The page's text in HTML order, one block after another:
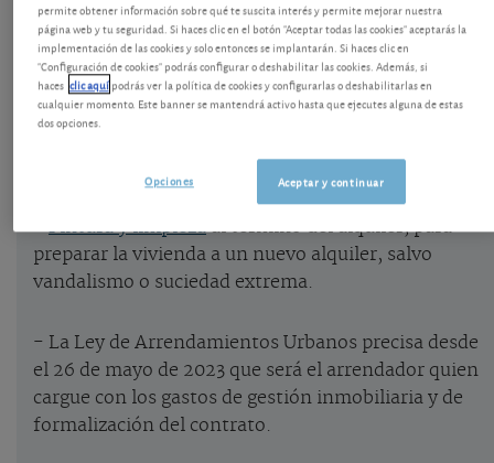
- Reparaciones de envergadura o sustitución de
instalaciones o de electrodomésticos incluidos en
-Pintura y limpiezaal término del alquiler, para
preparar la vivienda a un nuevo alquiler, salvo
vandalismo o suciedad extrema.
- La Ley de Arrendamientos Urbanos precisa desde
el 26 de mayo de 2023 que será el arrendador quien
cargue con los gastos de gestión inmobiliaria y de
formalización del contrato.
permite obtener información sobre qué te suscita interés y permite mejorar nuestra
página web y tu seguridad. Si haces clic en el botón "Aceptar todas las cookies" aceptarás la
implementación de las cookies y solo entonces se implantarán. Si haces clic en
"Configuración de cookies" podrás configurar o deshabilitar las cookies. Además, si
haces clic aquípodrás ver la política de cookies y configurarlas o deshabilitarlas en
cualquier momento. Este banner se mantendrá activo hasta que ejecutes alguna de estas
dos opciones.
Aceptar y continuar
Opciones